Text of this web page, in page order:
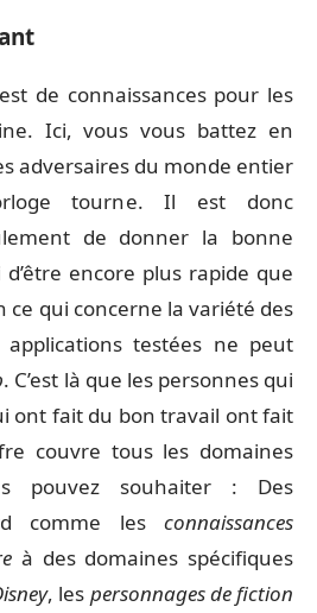
de connaissances pour les
Ici, vous vous battez en
adversaires du monde entier
tourne. Il est donc
de donner la bonne
encore plus rapide que
ce qui concerne la variété des
testées ne peut
. C’est là que les personnes qui
ont fait du bon travail ont fait
couvre tous les domaines
pouvez souhaiter : Des
comme les connaissances
à des domaines spécifiques
, les personnages de fiction